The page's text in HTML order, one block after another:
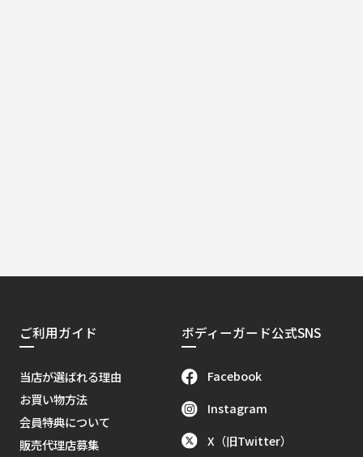
ご利用ガイド
当店が選ばれる理由
お買い物方法
会員特典について
販売代理店募集
ボディーガード公式SNS
Facebook
Instagram
X（旧Twitter）